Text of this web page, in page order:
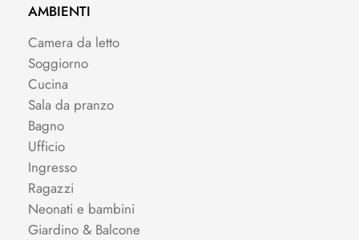
AMBIENTI
Camera da letto
Soggiorno
Cucina
Sala da pranzo
Bagno
Ufficio
Ingresso
Ragazzi
Neonati e bambini
Giardino & Balcone